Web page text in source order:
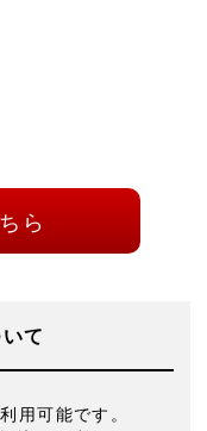
ら
て
用可能です。